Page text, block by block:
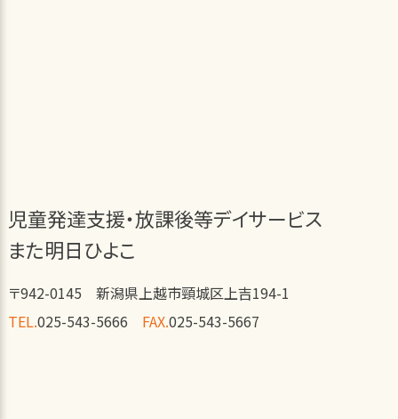
児童発達支援・放課後等デイサービス
また明日ひよこ
〒942-0145 新潟県上越市頸城区上吉194-1
TEL.025-543-5666 FAX.025-543-5667